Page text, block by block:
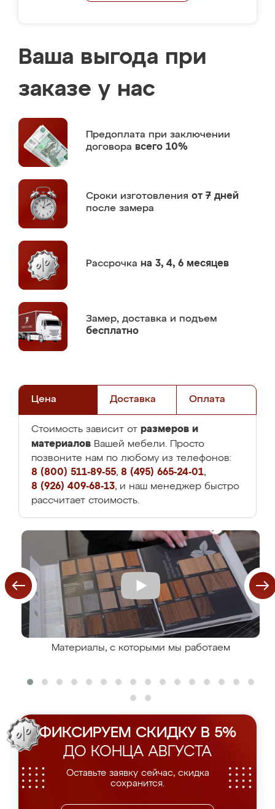
Ваша выгода при
заказе у нас
Предоплата при заключении
договора всего 10%
Сроки изготовления от 7 дней
после замера
Рассрочка на 3, 4, 6 месяцев
Замер, доставка и подъем
бесплатно
Цена Доставка Оплата
Стоимость зависит от размеров и
материалов Вашей мебели. Просто
позвоните нам по любому из телефонов:
8 (800) 511-89-55, 8 (495) 665-24-01,
8 (926) 409-68-13, и наш менеджер быстро
рассчитает стоимость.
Материалы, с которыми мы работаем
ФИКСИРУЕМ СКИДКУ В 5%
ДО КОНЦА АВГУСТА
Оставьте заявку сейчас, скидка
сохранится.